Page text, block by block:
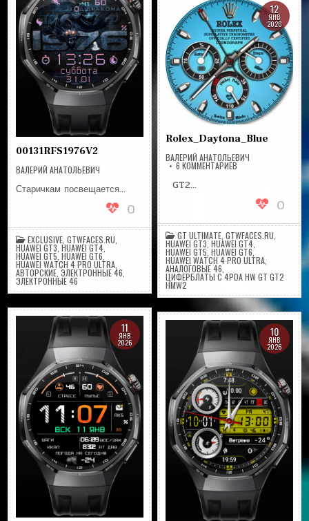
00131RFS1976V2
ВАЛЕРИЙ АНАТОЛЬЕВИЧ
Старичкам посвещается…
0
EXCLUSIVE ,GTWFACES.RU
HUAWEI GT3 ,HUAWEI GT4
HUAWEI GT5,HUAWEI GT6,
HUAWEI WATCH 4 PRO ULTRA
АВТОРСКИЕ ,ЭЛЕКТРОННЫЕ 46
ЭЛЕКТРОННЫЕ 46
12
ЯНВ
2026
Rolex_Daytona_Blue
ВАЛЕРИЙ АНАТОЛЬЕВИЧ
6 КОММЕНТАРИЕВК
GT2…
0
GT ULTIMATE,GTWFACES.RU,
HUAWEI GT3,HUAWEI GT4,
HUAWEI GT5,HUAWEI GT6,
HUAWEI WATCH 4 PRO ULTRA,
АНАЛОГОВЫЕ 46,
ЦИФЕРБЛАТЫ С 4PDA HW GT GT2
HMW2
11
ЯНВ
2026
10
ЯНВ
2026